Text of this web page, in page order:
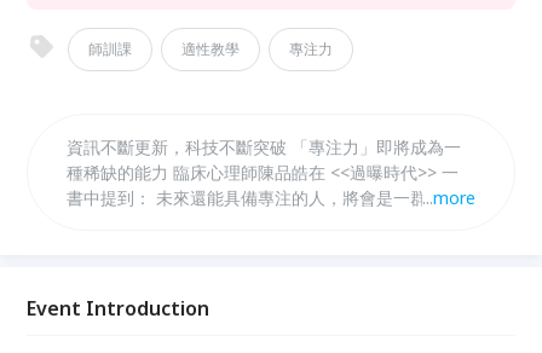
師訓課 適性教學 專注力
資訊不斷更新，科技不斷突破 「專注力」即將成為一
種稀缺的能力 臨床心理師陳品皓在 <<過曝時代>> 一
書中提到： 未來還能具備專注的人，將會是一群注意
...more
Event Introduction